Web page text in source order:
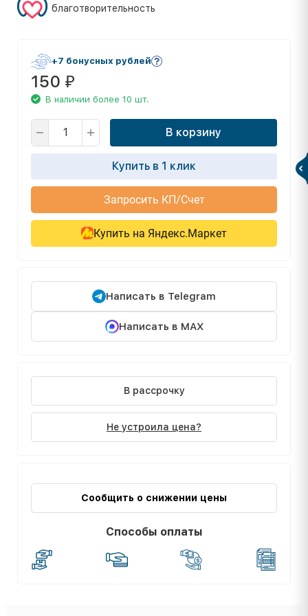
благотворительность
+7 бонусных рублей
150 ₽
В наличии более 10 шт.
В корзину
Купить в 1 клик
Запросить КП/Счет
Купить на Яндекс.Маркет
Написать в Telegram
Написать в MAX
В рассрочку
Не устроила цена?
Сообщить о снижении цены
Способы оплаты